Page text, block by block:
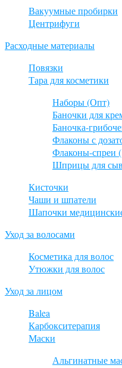
Вакуумные пробирки
Центрифуги
Расходные материалы
Повязки
Тара для косметики
Наборы (Опт)
Баночки для
Баночка-
Флаконы с
Флаконы-спреи
Шприцы для
Кисточки
Чаши и шпатели
Шапочки
Уход за волосами
Косметика для волос
Утюжки для волос
Уход за лицом
Balea
Карбокситерапия
Маски
Альгинатные